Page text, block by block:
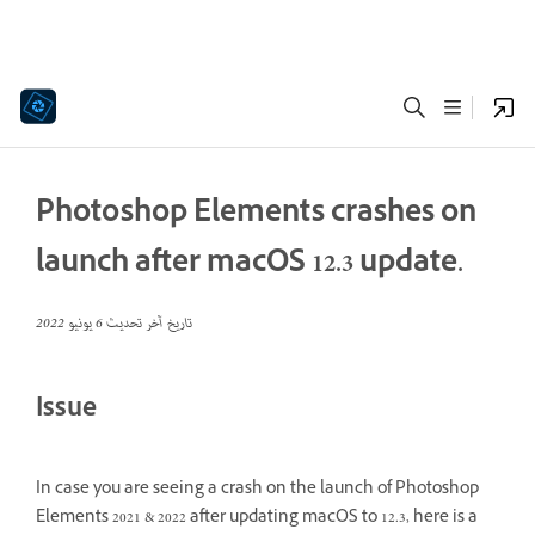
Photoshop Elements crashes on
launch after macOS 12.3 update.
تاريخ آخر تحديث6 يونيو 2022
Issue
In case you are seeing a crash on the launch of Photoshop
Elements 2021 & 2022 after updating macOS to 12.3, here is a